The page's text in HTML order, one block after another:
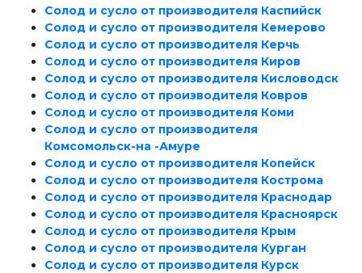
Солод и сусло от производителя Каспийск
Солод и сусло от производителя Кемерово
Солод и сусло от производителя Керчь
Солод и сусло от производителя Киров
Солод и сусло от производителя Кисловодск
Солод и сусло от производителя Ковров
Солод и сусло от производителя Коми
Солод и сусло от производителя
Комсомольск-на -Амуре
Солод и сусло от производителя Копейск
Солод и сусло от производителя Кострома
Солод и сусло от производителя Краснодар
Солод и сусло от производителя Красноярск
Солод и сусло от производителя Крым
Солод и сусло от производителя Курган
Солод и сусло от производителя Курск